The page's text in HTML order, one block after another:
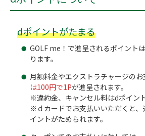
dポイントがたまる
GOLF me！で進呈されるポイント
ります。
月額料金やエクストラチャージのお
は100円で1Pが進呈されます。
※違約金、キャンセル料はdポイン
※ｄカードでお支払いいただくと、
イントがためられます。